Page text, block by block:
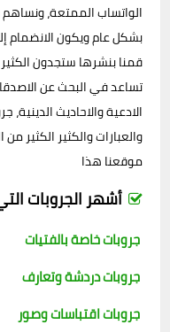
الواتساب الممتعة،
بشكل عام ويكون الانضمام
قمنا بنشرها ستجدون
تساعد في البحث عن
الادعية والاحاديث
والعبارات والكثير الكثير
موقعنا هذا
أشهر الجروبات
جروبات خاصة بالفتيات
جروبات دردشة وتعارف
جروبات اقتباسات وصور